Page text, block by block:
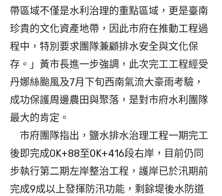
帶區域不僅是水利治理的重點區域，更是臺南
珍貴的文化資產地帶，因此市府在推動工程過
程中，特別要求團隊兼顧排水安全與文化保
存。」黃市長進一步強調，此次完工工程經受
丹娜絲颱風及7月下旬西南氣流大豪雨考驗，
成功保護周邊農田與聚落，是對市府水利團隊
最大的肯定。
市府團隊指出，鹽水排水治理工程一期完工
後即完成0K+88至0K+416段右岸，目前仍同
步執行第二期左岸整治工程，護岸已於汛期前
完成9成以上發揮防汛功能，剩餘堤後水防道